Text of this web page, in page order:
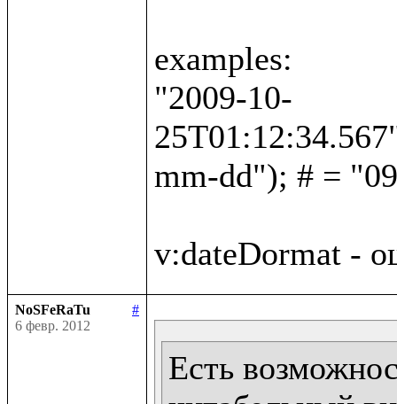
examples:
"2009-10-
mm-dd"); # =
NoSFeRaTu
#
6 февр. 2012
Есть